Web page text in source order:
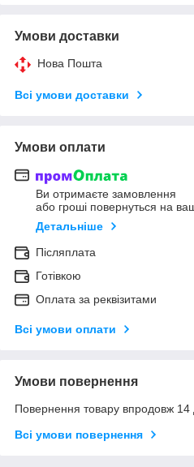
Умови доставки
Нова Пошта
Всі умови доставки
Умови оплати
Ви отримаєте замовлення
або гроші повернуться на
Детальніше
Післяплата
Готівкою
Оплата за реквізитами
Всі умови оплати
Умови повернення
Повернення товару впродовж 14
Всі умови повернення